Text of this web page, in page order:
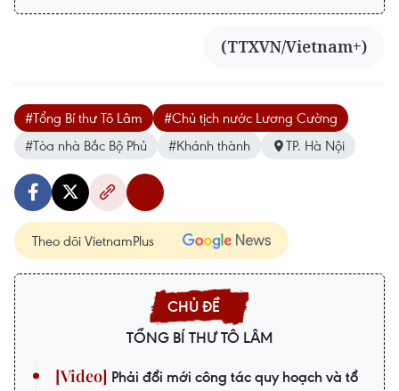
(TTXVN/Vietnam+)
#Tổng Bí thư Tô Lâm
#Chủ tịch nước Lương Cường
#Tòa nhà Bắc Bộ Phủ
#Khánh thành TP. Hà Nội
Theo dõi VietnamPlus
TỔNG BÍ THƯ TÔ LÂM
Phải đổi mới công tác quy hoạch và tổ